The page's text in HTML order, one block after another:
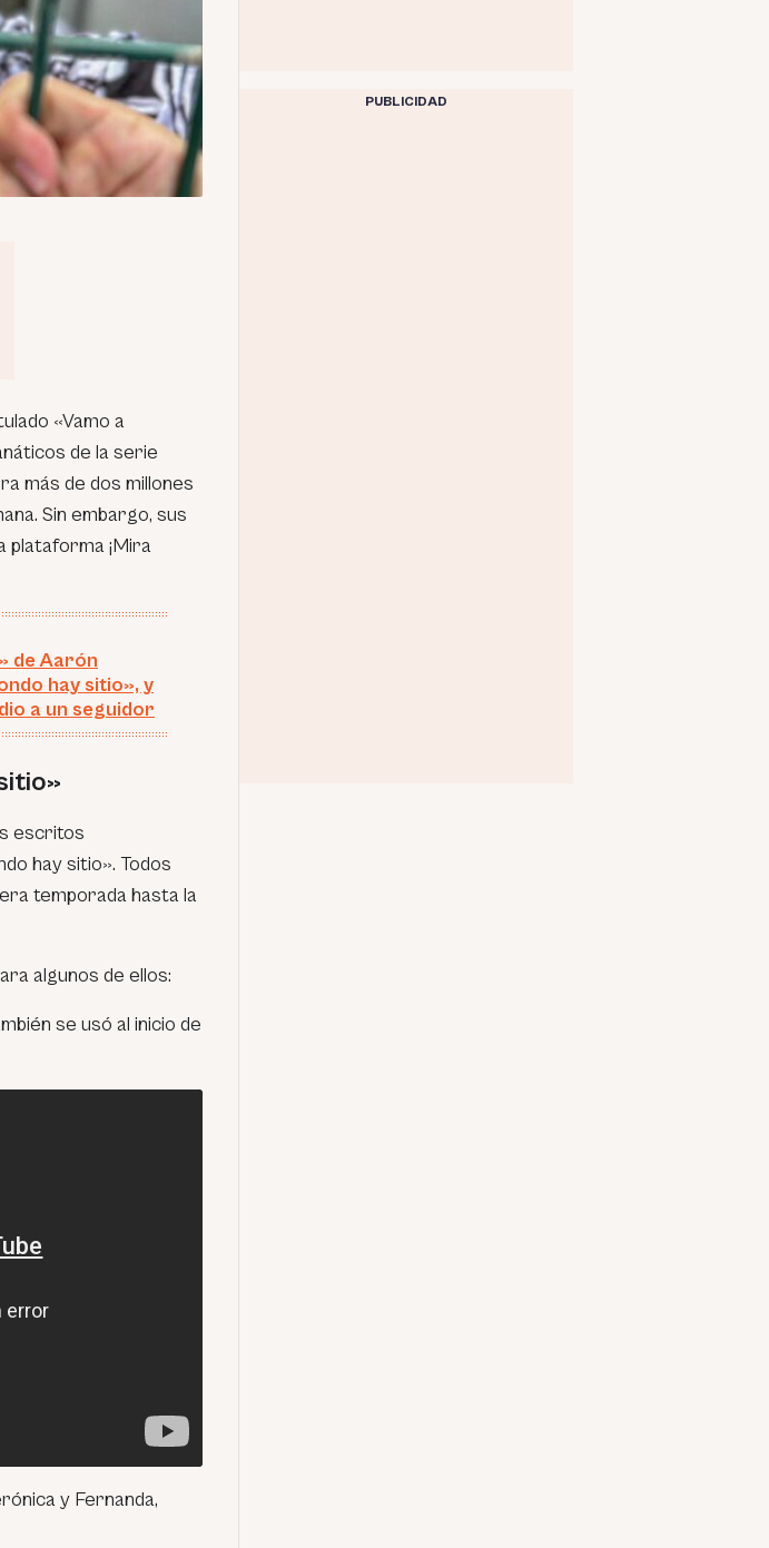
«Vamo a
de la serie
más de dos millones
Sin embargo, sus
plataforma ¡Mira
de Aarón
hay sitio», y
a un seguidor
escritos
hay sitio». Todos
temporada hasta la
algunos de ellos:
se usó al inicio de
y Fernanda,
PUBLICIDAD